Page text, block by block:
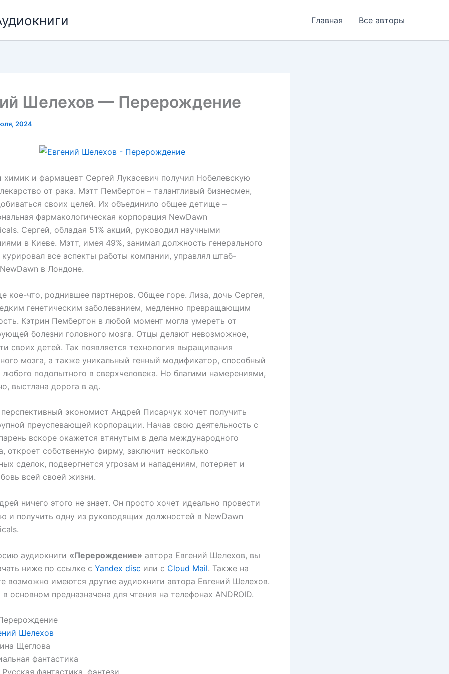
Главная Все авторы
Шелехов — Перерождение
2024
химик и фармацевт Сергей Лукасевич получил Нобелевскую
от рака. Мэтт Пембертон – талантливый бизнесмен,
своих целей. Их объединило общее детище –
фармакологическая корпорация NewDawn
Сергей, обладая 51% акций, руководил научными
в Киеве. Мэтт, имея 49%, занимал должность генерального
все аспекты работы компании, управлял штаб-
в Лондоне.
кое-что, роднившее партнеров. Общее горе. Лиза, дочь Сергея,
генетическим заболеванием, медленно превращающим
Кэтрин Пембертон в любой момент могла умереть от
болезни головного мозга. Отцы делают невозможное,
своих детей. Так появляется технология выращивания
мозга, а также уникальный генный модификатор, способный
любого подопытного в сверхчеловека. Но благими намерениями,
выстлана дорога в ад.
экономист Андрей Писарчук хочет получить
преуспевающей корпорации. Начав свою деятельность с
вскоре окажется втянутым в дела международного
откроет собственную фирму, заключит несколько
сделок, подвергнется угрозам и нападениям, потеряет и
всей своей жизни.
ничего этого не знает. Он просто хочет идеально провести
и получить одну из руководящих должностей в NewDawn
аудиокниги «Перерождение» автора Евгений Шелехов, вы
ниже по ссылке с Yandex disc или с Cloud Mail. Также на
возможно имеются другие аудиокниги автора Евгений Шелехов.
в основном предназначена для чтения на телефонах ANDROID.
Шелехов
Щеглова
фантастика